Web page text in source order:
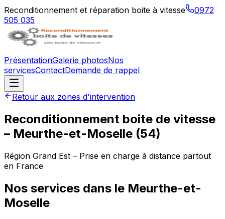
Reconditionnement et réparation boite à vitesse
0972
505 035
PrésentationGalerie photosNos
servicesContactDemande de rappel
Retour aux zones d'intervention
Reconditionnement boite de vitesse
– Meurthe-et-Moselle (54)
Région Grand Est – Prise en charge à distance partout
en France
Nos services dans le Meurthe-et-
Moselle